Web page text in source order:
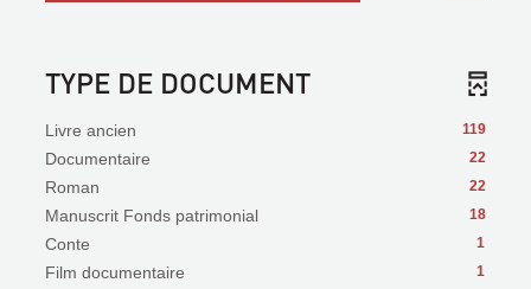
TYPE DE DOCUMENT
119
Livre ancien
22
Documentaire
22
Roman
18
Manuscrit Fonds patrimonial
1
Conte
1
Film documentaire